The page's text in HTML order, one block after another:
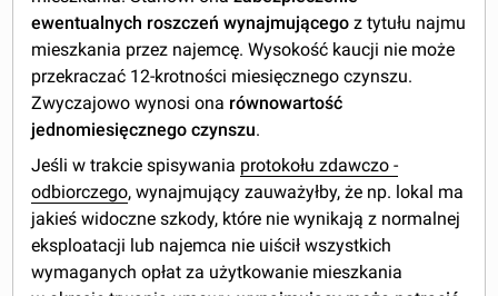
ewentualnych roszczeń wynajmującego z tytułu najmu
mieszkania przez najemcę. Wysokość kaucji nie może
przekraczać 12-krotności miesięcznego czynszu.
Zwyczajowo wynosi ona równowartość
jednomiesięcznego czynszu.
Jeśli w trakcie spisywania protokołu zdawczo -
odbiorczego, wynajmujący zauważyłby, że np. lokal ma
jakieś widoczne szkody, które nie wynikają z normalnej
eksploatacji lub najemca nie uiścił wszystkich
wymaganych opłat za użytkowanie mieszkania